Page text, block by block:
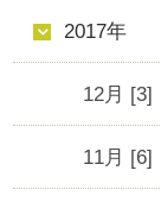
2017年
12月 [3]
11月 [6]